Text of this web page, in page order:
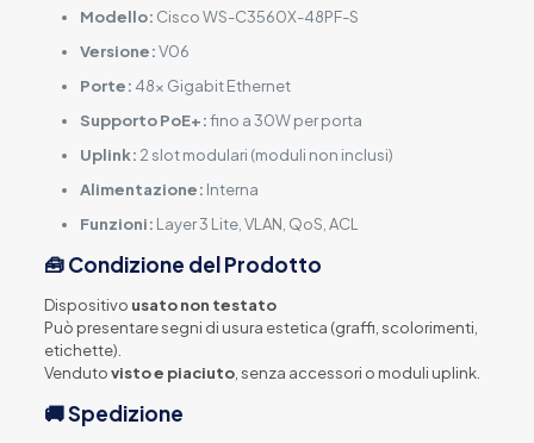
Modello: Cisco WS-C3560X-48PF-S
Versione:V06
Porte: 48x Gigabit Ethernet
Supporto PoE+:fino a 30W per porta
Uplink: 2 slot modulari (moduli non inclusi)
Alimentazione: Interna
Funzioni: Layer 3 Lite, VLAN, QoS, ACL
🧰 Condizione del Prodotto
Dispositivo usato non testato
Può presentare segni di usura estetica (graffi, scolorimenti,
etichette).
Vendutovisto e piaciuto, senza accessori o moduli uplink.
🚚 Spedizione